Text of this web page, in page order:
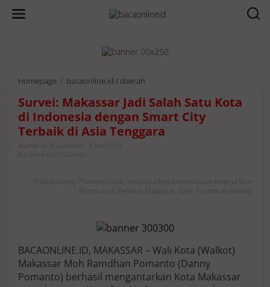
Homepage / bacaonline.id / daerah
v
e
i
k
a
a
r
a
d
i
Survei: Makassar Jadi Salah Satu Kota
di Indonesia dengan Smart City
Terbaik di Asia Tenggara
Author By Bacaonline
5 Mei 2024
Bacaonline.id / Daerah
Walkot Danny Pomanto saat menunjukkan kemampuan kinerja War
Room milik Pemkot Makassar. (Dok. Humas Kominfo)
BACAONLINE.ID, MAKASSAR – Wali Kota (Walkot)
Makassar Moh Ramdhan Pomanto (Danny
Pomanto) berhasil mengantarkan Kota Makassar